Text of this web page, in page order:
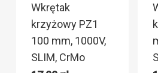
Wkrętak
krzyżowy PZ1
100 mm, 1000V,
SLIM, CrMo